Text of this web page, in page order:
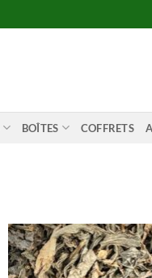
BOÎTES COFFRETS